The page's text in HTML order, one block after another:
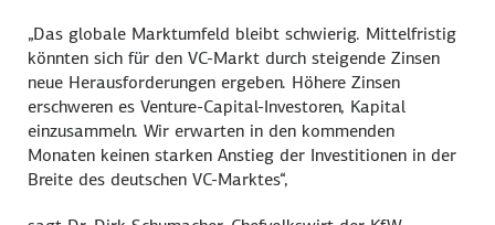
„Das globale Marktumfeld bleibt schwierig. Mittelfristig
könnten sich für den VC-Markt durch steigende Zinsen
neue Herausforderungen ergeben. Höhere Zinsen
erschweren es Venture-Capital-Investoren, Kapital
einzusammeln. Wir erwarten in den kommenden
Monaten keinen starken Anstieg der Investitionen in der
Breite des deutschen VC-Marktes“,